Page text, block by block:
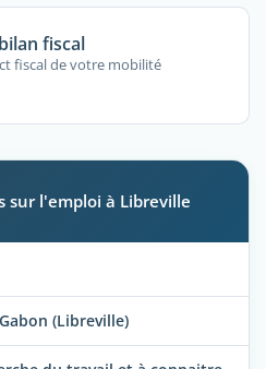
fiscal
fiscal de votre mobilité
sur l'emploi à Libreville
(Libreville)